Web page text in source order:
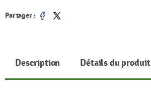
Partager :
Partager
Tweet
Description Détails du produit